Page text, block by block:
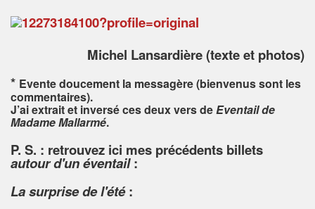
Michel Lansardière (texte et photos)
* Evente doucement la messagère (bienvenus sont les
commentaires).
J’ai extrait et inversé ces deux vers deEventail de
Madame Mallarmé.
P. S. : retrouvez ici mes précédents billets
autour d'un éventail:
La surprise de l'été: